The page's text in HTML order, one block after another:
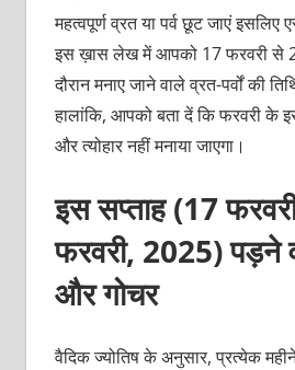
महत्वपूर्ण व्रत या पर्व छूट जाएं
इस ख़ास लेख में आपको 17 फरवरी से
दौरान मनाए जाने वाले व्रत-पर्वों की
हालांकि, आपको बता दें कि फरवरी के
और त्योहार नहीं मनाया जाएगा।
इस सप्ताह (17
फरवरी, 2025) पड़ने
और गोचर
वैदिक ज्योतिष के अनुसार, प्रत्येक